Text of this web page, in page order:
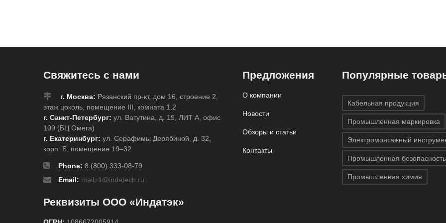
Свяжитесь с нами
г. Москва: Рязанский пр-кт, дом 16, строение 2,
этаж цоколь, помещение III, комната 1.2
г. Санкт-Петербург: ул. Ватутина, д. 19, ЛИТ А, офис
109 (БЦ Омега)
г. Екатеринбург: ул. Серафимы Дерябиной, д. 32,
корп. Б, помещение 19–32
Phone: 8 (800) 333-08-79
Email: mail+1@indatech.ru
Реквизиты ООО «Индатэк»
Предложения
О компании
Новости
Обзоры и статьи
Контакты
Популярные
Кабельная продукция
Промышленная маркировка
Электромонтажный
Промышленная безопасность
Промышленная химия